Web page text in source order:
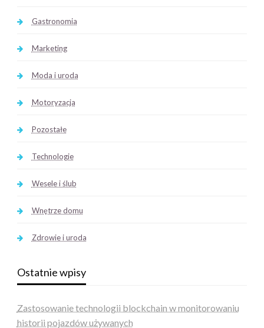
Gastronomia
Marketing
Moda i uroda
Motoryzacja
Pozostałe
Technologie
Wesele i ślub
Wnętrze domu
Zdrowie i uroda
Ostatnie wpisy
Zastosowanie technologii blockchain w monitorowaniu
historii pojazdów używanych